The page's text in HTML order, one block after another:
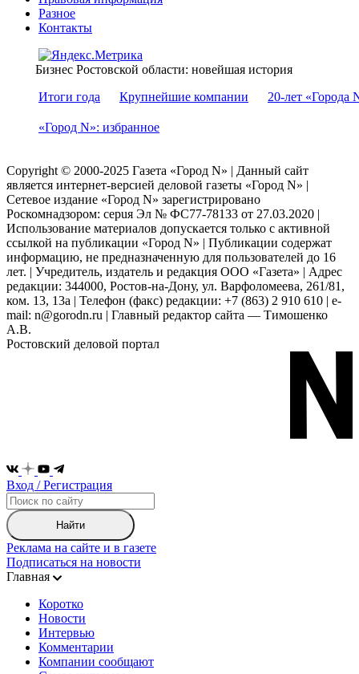
Разное
Контакты
Бизнес Ростовской области: новейшая история
Итоги года
Крупнейшие компании 20-лет «Города
«Город N»: избранное
Copyright © 2000-2025 Газета «Город N» | Данный сайт
является интернет-версией деловой газеты «Город N» |
Сетевое издание «Город N» зарегистрировано
Роскомнадзором: серuя Эл № ФС77-78133 от 27.03.2020 |
Использование материалов допускается только с активной
ссылкой на публикации «Город N» | Публикации содержат
информацию, не предназначенную для пользователей до 16
лет. | Учредитель, издатель и редакция ООО «Газета» | Адрес
редакции: 344000, Ростов-на-Дону, ул. Варфоломеева, 261/81,
ком. 13, 13а | Телефон (факс) редакции: +7 (863) 2 910 610 | e-
mail: n@gorodn.ru | Главный редактор сайта — Тимошенко
А.В.
Ростовский деловой портал
Вход / Регистрация
Найти
Реклама на сайте и в газете
Подписаться на новости
Главная
Коротко
Новости
Интервью
Комментарии
Компании сообщают